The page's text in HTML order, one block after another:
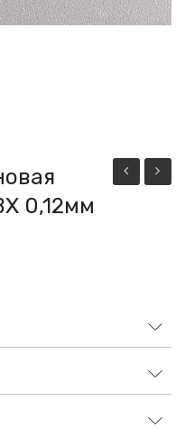
70371A-
01
15110-
14
0,12мм